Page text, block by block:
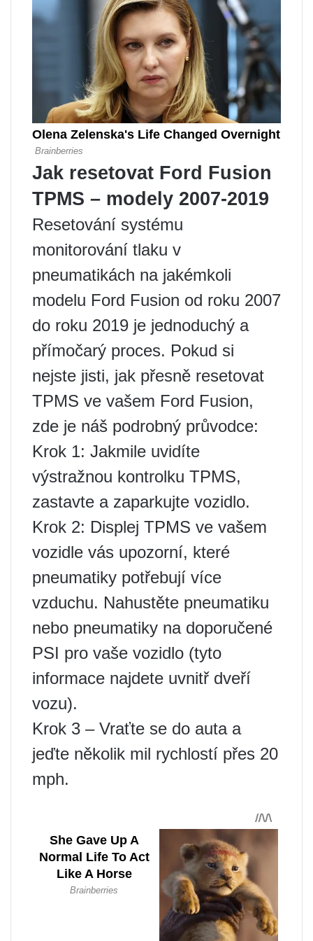
Jak resetovat Ford Fusion
TPMS – modely 2007-2019
Resetování systému
monitorování tlaku v
pneumatikách na jakémkoli
modelu Ford Fusion od roku 2007
do roku 2019 je jednoduchý a
přímočarý proces. Pokud si
nejste jisti, jak přesně resetovat
TPMS ve vašem Ford Fusion,
zde je náš podrobný průvodce:
Krok 1: Jakmile uvidíte
výstražnou kontrolku TPMS,
zastavte a zaparkujte vozidlo.
Krok 2: Displej TPMS ve vašem
vozidle vás upozorní, které
pneumatiky potřebují více
vzduchu. Nahustěte pneumatiku
nebo pneumatiky na doporučené
PSI pro vaše vozidlo (tyto
informace najdete uvnitř dveří
vozu).
Krok 3 – Vraťte se do auta a
jeďte několik mil rychlostí přes 20
mph.